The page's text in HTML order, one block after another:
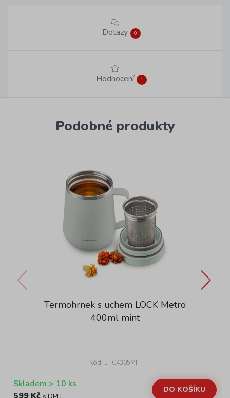
Dotazy 0
Hodnocení 1
Podobné produkty
Termohrnek s uchem LOCK Metro
400ml mint
Kód: LHC4305MIT
Skladem > 10 ks
DO KOŠÍKU